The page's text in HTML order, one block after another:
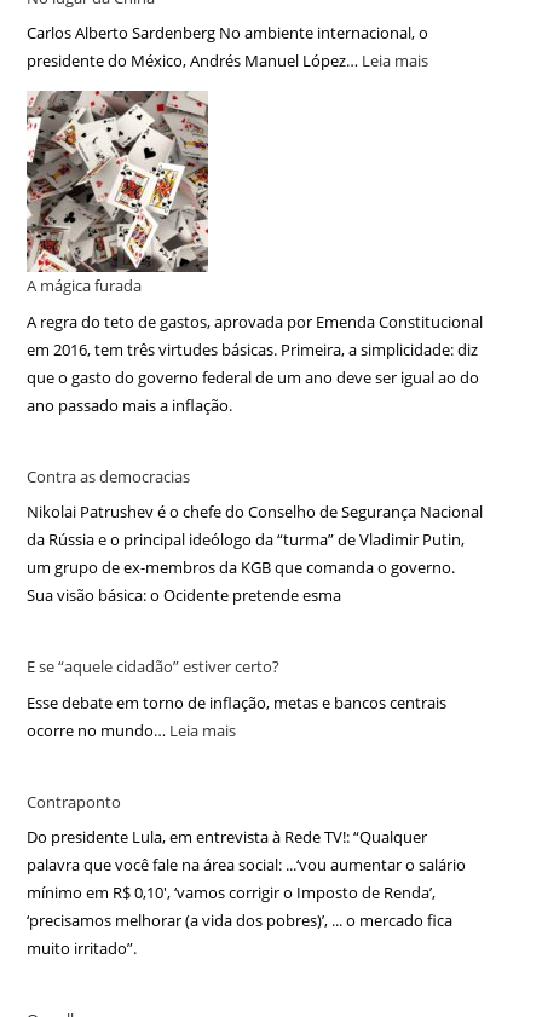
Carlos Alberto Sardenberg No ambiente internacional, o
presidente do México, Andrés Manuel López… Leia mais
A mágica furada
A regra do teto de gastos, aprovada por Emenda Constitucional
em 2016, tem três virtudes básicas. Primeira, a simplicidade: diz
que o gasto do governo federal de um ano deve ser igual ao do
ano passado mais a inflação.
Contra as democracias
Nikolai Patrushev é o chefe do Conselho de Segurança Nacional
da Rússia e o principal ideólogo da “turma” de Vladimir Putin,
um grupo de ex-membros da KGB que comanda o governo.
Sua visão básica: o Ocidente pretende esma
E se “aquele cidadão” estiver certo?
Esse debate em torno de inflação, metas e bancos centrais
ocorre no mundo… Leia mais
Contraponto
Do presidente Lula, em entrevista à Rede TV!: “Qualquer
palavra que você fale na área social: ...‘vou aumentar o salário
mínimo em R$ 0,10′, ‘vamos corrigir o Imposto de Renda’,
‘precisamos melhorar (a vida dos pobres)’, ... o mercado fica
muito irritado”.